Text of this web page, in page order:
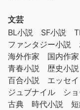
文芸
BL小説
SF小説
ファンタジー小説
海外作家
国内作家
青春小説
歴史小説
百合小説
エッセイ
ジュブナイル
シ
古典
時代小説